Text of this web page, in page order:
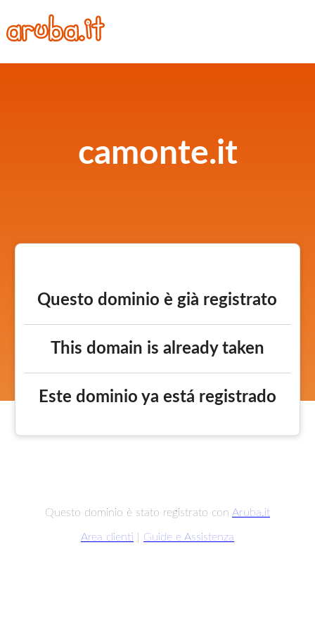
camonte.it
Questo dominio è già registrato
This domain is already taken
Este dominio ya está registrado
Questo dominio è stato registrato con Aruba.it
Area clienti Guide e Assistenza